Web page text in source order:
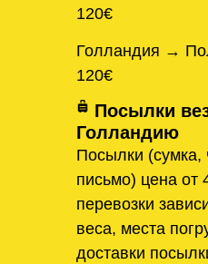
120€
Голландия →
120€
Посылки
Голландию
Посылки
письмо) цена от
перевозки
веса, места
доставки